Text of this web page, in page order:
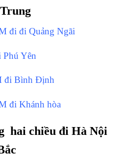
đi đi Quảng Ngãi
Yên
đi Bình Định
đi Khánh hòa
hai chiều đi Hà Nội